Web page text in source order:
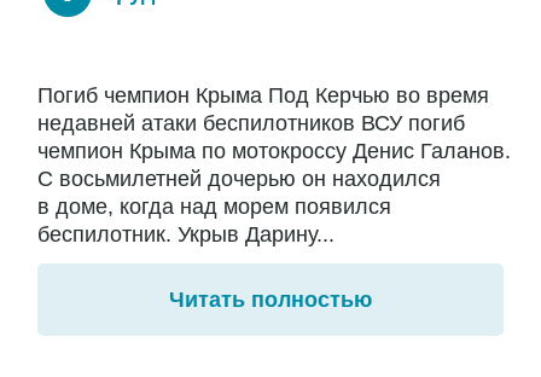
Погиб чемпион Крыма Под Керчью во время
недавней атаки беспилотников ВСУ погиб
чемпион Крыма по мотокроссу Денис Галанов.
С восьмилетней дочерью он находился
в доме, когда над морем появился
беспилотник. Укрыв Дарину...
Читать полностью